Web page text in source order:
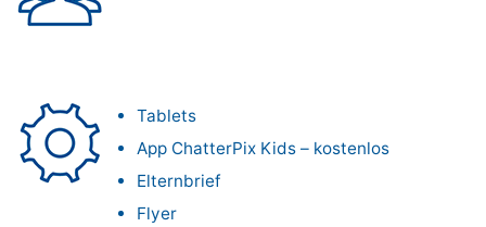
Tablets
App ChatterPix Kids – kostenlos
Elternbrief
Flyer